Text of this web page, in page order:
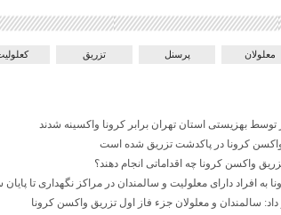
معلولان پرسنل تزریق
واکسن کرونا چه اقداماتی انجام دهند؟
به افراد دارای معلولیت و سالمندان در مراکز نگهداری تا
سالمندان و معلولان جزء فاز اول تزریق واکسن کرونا